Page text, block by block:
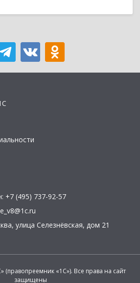
+7 (495) 737-92-57
, улица Селезнёвская, дом 21
(правопреемник «1С»). Все права на сайт
защищены